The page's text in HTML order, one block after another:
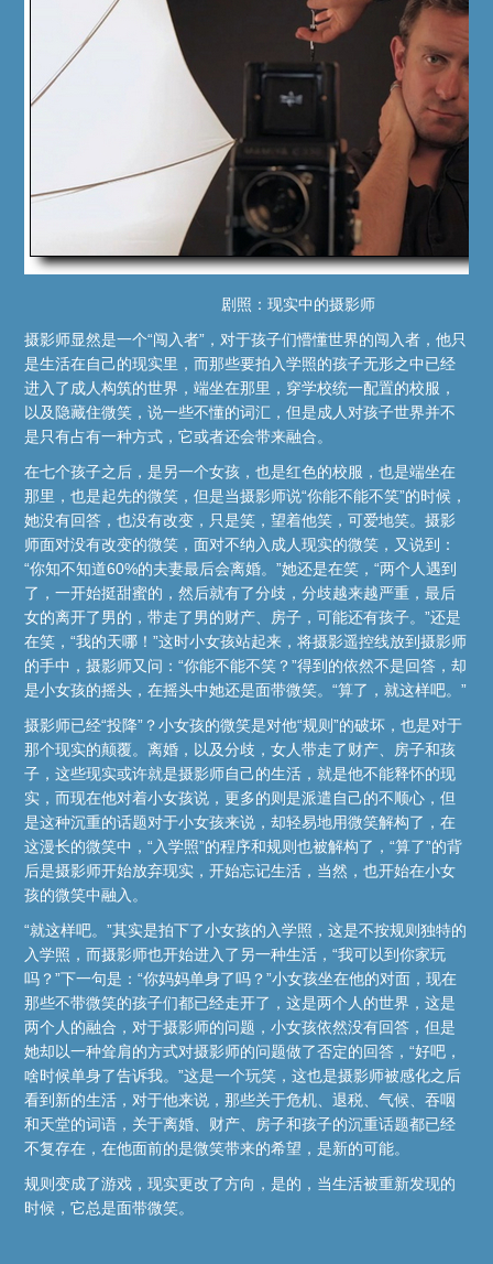
剧照：现实中的摄影师
摄影师显然是一个“闯入者”，对于孩子们懵懂世界的闯入者，他只
是生活在自己的现实里，而那些要拍入学照的孩子无形之中已经
进入了成人构筑的世界，端坐在那里，穿学校统一配置的校服，
以及隐藏住微笑，说一些不懂的词汇，但是成人对孩子世界并不
是只有占有一种方式，它或者还会带来融合。
在七个孩子之后，是另一个女孩，也是红色的校服，也是端坐在
那里，也是起先的微笑，但是当摄影师说“你能不能不笑”的时候，
她没有回答，也没有改变，只是笑，望着他笑，可爱地笑。摄影
师面对没有改变的微笑，面对不纳入成人现实的微笑，又说到：
“你知不知道60%的夫妻最后会离婚。”她还是在笑，“两个人遇到
了，一开始挺甜蜜的，然后就有了分歧，分歧越来越严重，最后
女的离开了男的，带走了男的财产、房子，可能还有孩子。”还是
在笑，“我的天哪！”这时小女孩站起来，将摄影遥控线放到摄影师
的手中，摄影师又问：“你能不能不笑？”得到的依然不是回答，却
是小女孩的摇头，在摇头中她还是面带微笑。“算了，就这样吧。”
摄影师已经“投降”？小女孩的微笑是对他“规则”的破坏，也是对于
那个现实的颠覆。离婚，以及分歧，女人带走了财产、房子和孩
子，这些现实或许就是摄影师自己的生活，就是他不能释怀的现
实，而现在他对着小女孩说，更多的则是派遣自己的不顺心，但
是这种沉重的话题对于小女孩来说，却轻易地用微笑解构了，在
这漫长的微笑中，“入学照”的程序和规则也被解构了，“算了”的背
后是摄影师开始放弃现实，开始忘记生活，当然，也开始在小女
孩的微笑中融入。
“就这样吧。”其实是拍下了小女孩的入学照，这是不按规则独特的
入学照，而摄影师也开始进入了另一种生活，“我可以到你家玩
吗？”下一句是：“你妈妈单身了吗？”小女孩坐在他的对面，现在
那些不带微笑的孩子们都已经走开了，这是两个人的世界，这是
两个人的融合，对于摄影师的问题，小女孩依然没有回答，但是
她却以一种耸肩的方式对摄影师的问题做了否定的回答，“好吧，
啥时候单身了告诉我。”这是一个玩笑，这也是摄影师被感化之后
看到新的生活，对于他来说，那些关于危机、退税、气候、吞咽
和天堂的词语，关于离婚、财产、房子和孩子的沉重话题都已经
不复存在，在他面前的是微笑带来的希望，是新的可能。
规则变成了游戏，现实更改了方向，是的，当生活被重新发现的
时候，它总是面带微笑。